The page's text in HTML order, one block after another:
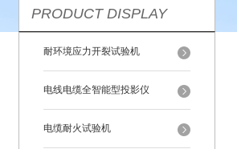
PRODUCT DISPLAY
耐环境应力开裂试验机
电线电缆全智能型投影仪
电缆耐火试验机